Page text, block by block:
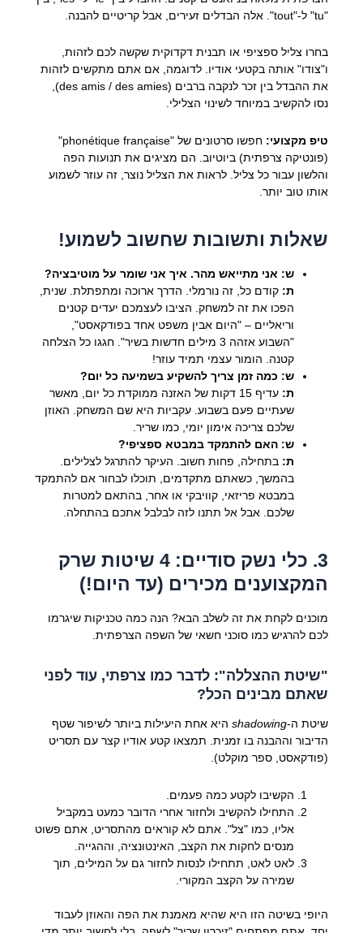
"tu" ל-"tout". אלה הבדלים זעירים, אבל קריטיים להבנה.
בחרו צליל ספציפי או תבנית דקדוקית שקשה לכם לזהות,
ו"צודו" אותה בקטעי אודיו. לדוגמה, אם אתם מתקשים לזהות
את ההבדל בין זכר לנקבה ברבים (des amis / des amies),
נסו להקשיב במיוחד לשינוי הצלילי.
טיפ מקצועי:
חפשו סרטונים של "phonétique française"
(פונטיקה צרפתית) ביוטיוב. הם מציגים את תנועות הפה
והלשון עבור כל צליל. לראות את הצליל נוצר, זה עוזר לשמוע
אותו טוב יותר.
שאלות ותשובות שחשוב לשמוע!
ש: אני מתייאש מהר. איך אני שומר על מוטיבציה?
ת: קודם כל, זה נורמלי. הדרך ארוכה ומתפתלת. שנית,
הפכו את זה למשחק. הציבו לעצמכם יעדים קטנים
וריאליים – "היום אבין משפט אחד בפודקאסט",
"השבוע אזהה 3 מילים חדשות בשיר". חגגו כל הצלחה
קטנה. הומור עצמי תמיד עוזר!
ש: כמה זמן צריך להשקיע בשמיעה כל יום?
ת:
עדיף 15 דקות של האזנה ממוקדת כל יום, מאשר
שעתיים פעם בשבוע. עקביות היא שם המשחק. האוזן
שלכם צריכה אימון יומי, כמו שריר.
ש: האם להתמקד במבטא ספציפי?
ת: בתחילה, פחות חשוב. העיקר להתרגל לצלילים.
בהמשך, כשאתם מתקדמים, תוכלו לבחור אם להתמקד
במבטא פריזאי, קוויבקי או אחר, בהתאם למטרות
שלכם. אבל אל תתנו לזה לבלבל אתכם בהתחלה.
3. כלי נשק סודיים: 4 שיטות שרק
המקצוענים מכירים (עד היום!)
מוכנים לקחת את זה לשלב הבא? הנה כמה טכניקות שיגרמו
לכם להרגיש כמו סוכני חשאי של השפה הצרפתית.
"שיטת ההצללה": לדבר כמו צרפתי, עוד לפני
שאתם מבינים הכל?
שיטת ה-shadowingהיא אחת היעילות ביותר לשיפור שטף
הדיבור וההבנה בו זמנית. תמצאו קטע אודיו קצר עם תסריט
(פודקאסט, ספר מוקלט).
הקשיבו לקטע כמה פעמים.
התחילו להקשיב ולחזור אחרי הדובר כמעט במקביל
אליו, כמו "צל". אתם לא קוראים מהתסריט, אתם פשוט
מנסים לחקות את הקצב, האינטונציה, וההגייה.
לאט לאט, תתחילו לנסות לחזור גם על המילים, תוך
שמירה על הקצב המקורי.
היופי בשיטה הזו היא שהיא מאמנת את הפה והאוזן לעבוד